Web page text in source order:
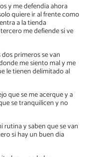
y me defendia ahora
quiere ir al frente como
a la tienda
me defiende si ve
primeros se van
me siento mal y me
le tienen delimitado al
que se me acerque y a
se tranquilicen y no
rutina y saben que se van
si hay un buen dia